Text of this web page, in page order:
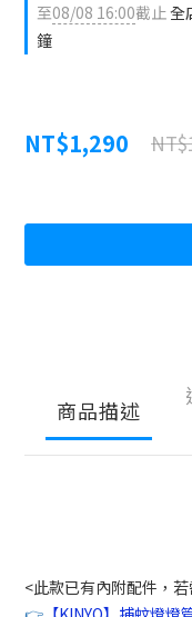
至08/08 16:00截止全
鐘
NT$1,290
商品描述
<此款已有內附配件，